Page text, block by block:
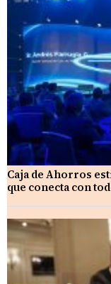
Caja de Ahorros
que conecta con